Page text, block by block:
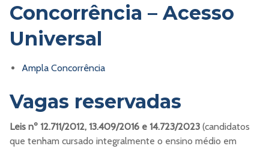
Concorrência – Acesso
Universal
Ampla Concorrência
Vagas reservadas
Leis nº 12.711/2012, 13.409/2016 e 14.723/2023 (candidatos
que tenham cursado integralmente o ensino médio em